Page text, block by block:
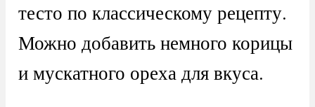
тесто по классическому рецепту.
Можно добавить немного корицы
и мускатного ореха для вкуса.